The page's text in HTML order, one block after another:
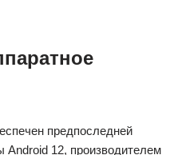
предпоследней
Android 12, производителем